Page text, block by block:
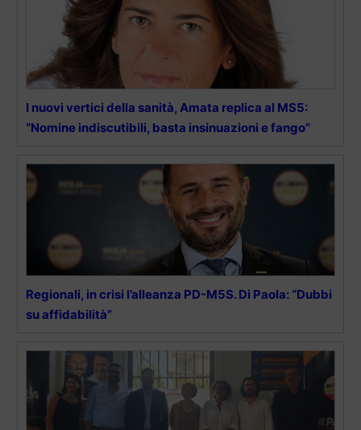
I nuovi vertici della sanità, Amata replica al MS5:
“Nomine indiscutibili, basta insinuazioni e fango”
Regionali, in crisi l’alleanza PD-M5S. Di Paola: “Dubbi
su affidabilità”